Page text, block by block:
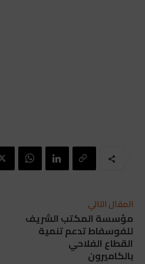
المقال التالي
مؤسسة المكتب الشريف
للفوسفاط تدعم تنمية
القطاع الفلاحي
بالكاميرون